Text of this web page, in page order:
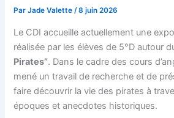
ParJade Valette/8 juin 2026
Le CDI accueille actuellement une
réalisée par les élèves de 5°D autour
Pirates”. Dans le cadre des cours
mené un travail de recherche et de
faire découvrir la vie des pirates à
époques et anecdotes historiques.